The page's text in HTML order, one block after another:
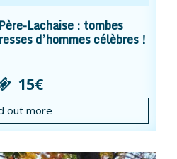
Lachaise : tombes
d’hommes célèbres !
15€
out more